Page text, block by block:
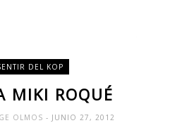
DEL KOP
MIKI ROQUÉ
OLMOS - JUNIO 27, 2012